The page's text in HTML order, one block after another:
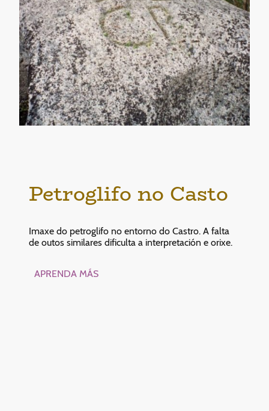
Petroglifo no Casto
Imaxe do petroglifo no entorno do Castro. A falta
de outos similares dificulta a interpretación e orixe.
APRENDA MÁS